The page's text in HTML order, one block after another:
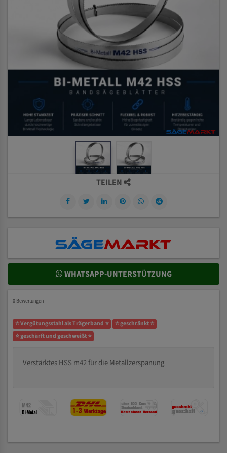
TEILEN
WHATSAPP-UNTERSTÜTZUNG
0 Bewertungen
⭐ Vergütungsstahl als Trägerband ⭐
⭐ geschränkt ⭐
⭐ geschärft und geschweißt ⭐
Verstärktes HSS m42 für die Metallzerspanung